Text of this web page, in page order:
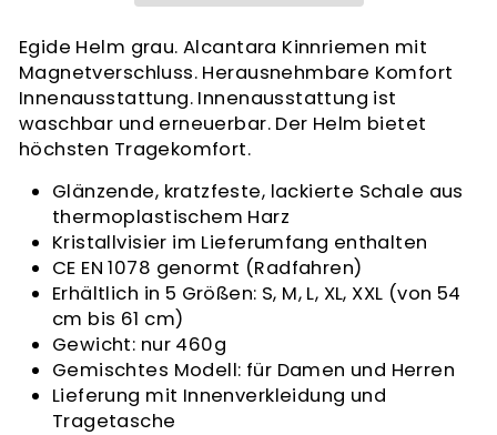
Egide Helm grau. Alcantara Kinnriemen mit
Magnetverschluss. Herausnehmbare Komfort
Innenausstattung. Innenausstattung ist
waschbar und erneuerbar. Der Helm bietet
höchsten Tragekomfort.
Glänzende, kratzfeste, lackierte Schale aus
thermoplastischem Harz
Kristallvisier im Lieferumfang enthalten
CE EN 1078 genormt (Radfahren)
Erhältlich in 5 Größen: S, M, L, XL, XXL (von 54
cm bis 61 cm)
Gewicht: nur 460g
Gemischtes Modell: für Damen und Herren
Lieferung mit Innenverkleidung und
Tragetasche